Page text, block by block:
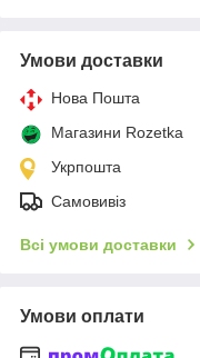
Умови доставки
Нова Пошта
Магазини Rozetka
Укрпошта
Самовивіз
Всі умови доставки
Умови оплати